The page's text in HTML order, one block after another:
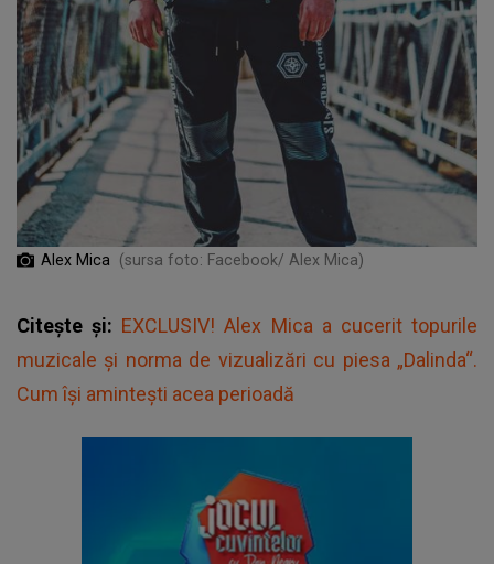
Alex Mica (sursa foto: Facebook/ Alex Mica)
Citește și: EXCLUSIV! Alex Mica a cucerit topurile
muzicale și norma de vizualizări cu piesa „Dalinda“.
Cum îşi aminteşti acea perioadă